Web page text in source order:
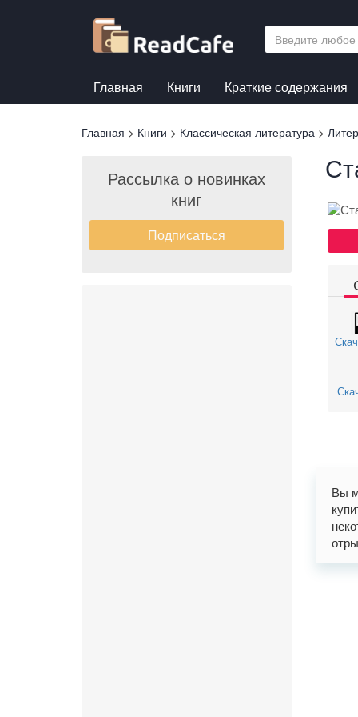
Главная Книги Краткие содержания
Вы
Главная > Книги > Классическая литература >
Рассылка о новинках
книг
Подписаться
Вы